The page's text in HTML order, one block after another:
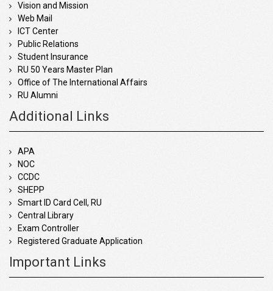
Vision and Mission
Web Mail
ICT Center
Public Relations
Student Insurance
RU 50 Years Master Plan
Office of The International Affairs
RU Alumni
Additional Links
APA
NOC
CCDC
SHEPP
Smart ID Card Cell, RU
Central Library
Exam Controller
Registered Graduate Application
Important Links